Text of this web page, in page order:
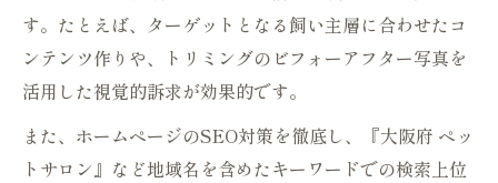
し穴
ネット集客とリアル集客の効果的な組み合
わせ方
SNS活用で広がるペットサロンの可能性を探る
ペットサロン集客におけるSNS活用の基本
す。たとえば、ターゲットとなる飼い主層に合わせたコ
ンテンツ作りや、トリミングのビフォーアフター写真を
活用した視覚的訴求が効果的です。
また、ホームページのSEO対策を徹底し、『大阪府 ペッ
トサロン』など地域名を含めたキーワードでの検索上位